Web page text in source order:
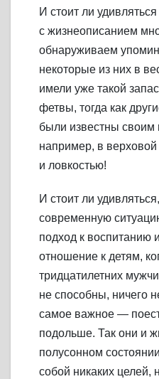
И стоит ли
с жизнеописанием
обнаруживаем
некоторые из них в
имели уже такой
фетвы, тогда как
были известны своим
например, в верховой
и ловкостью!
И стоит ли
современную
подход к воспитанию
отношение к детям,
тридцатилетних
не способны, ничего
самое важное —
подольше. Так они и
полусонном
собой никаких целей,